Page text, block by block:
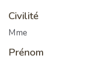
Civilité
Mme
Prénom